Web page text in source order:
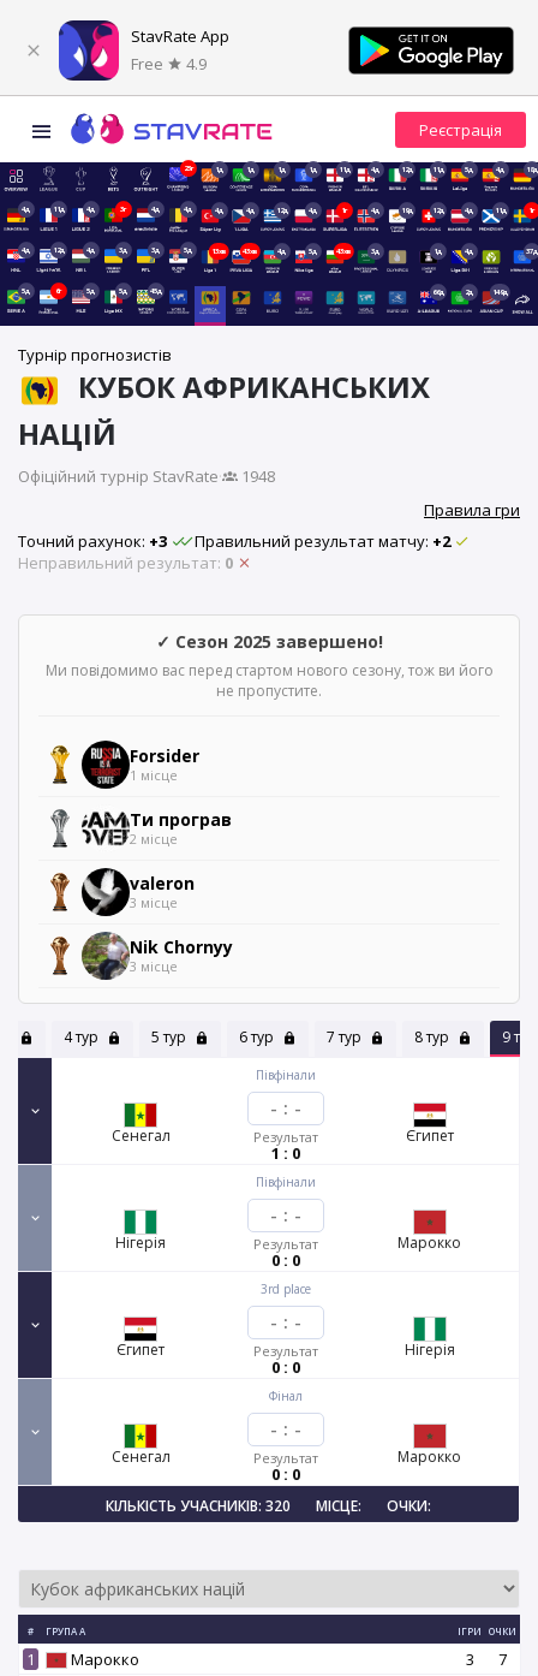
StavRate App
Free
4.9
23г 1д 1д 1д 1д 11д 4д 12д 11д 5д 4д 18д
4д 11д 4д 3г 4д 4д 4д 4д 12д 4д 1г 4д 19д 12д 4д 11д 1г
4д 12д 4д 3д 3д 5д 13хв 43хв 4д 5д 43хв 3д 1д 4д 37д
5д 6г 5д 5д 45д 66д 2д 149д
Турнір прогнозистів
КУБОК АФРИКАНСЬКИХ
НАЦІЙ
Офіційний турнір StavRate·
1948
Правила гри
Точний рахунок: +3 Правильний результат матчу: +2
Неправильний результат: 0
✓ Сезон 2025 завершено!
Ми повідомимо вас перед стартом нового сезону, тож ви його
не пропустите.
Forsider
1 місце
Ти програв
2 місце
valeron
3 місце
Nik Chornyy
3 місце
4 тур 5 тур 6 тур 7 тур 8 тур 9
Півфінали
Сенегал
- : -
Результат
1 : 0
Єгипет
Півфінали
Нігерія
- : -
Результат
0 : 0
Марокко
3rd place
Єгипет
- : -
Результат
0 : 0
Нігерія
Фінал
Сенегал
- : -
Результат
0 : 0
Марокко
КІЛЬКІСТЬ УЧАСНИКІВ: 320 МІСЦЕ: ОЧКИ:
# ГРУПА A ІГРИ ОЧКИ
1 Марокко 3
7